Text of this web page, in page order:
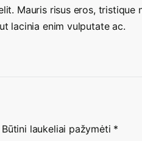
Mauris risus eros, tristique
lacinia enim vulputate ac.
Būtini laukeliai pažymėti *